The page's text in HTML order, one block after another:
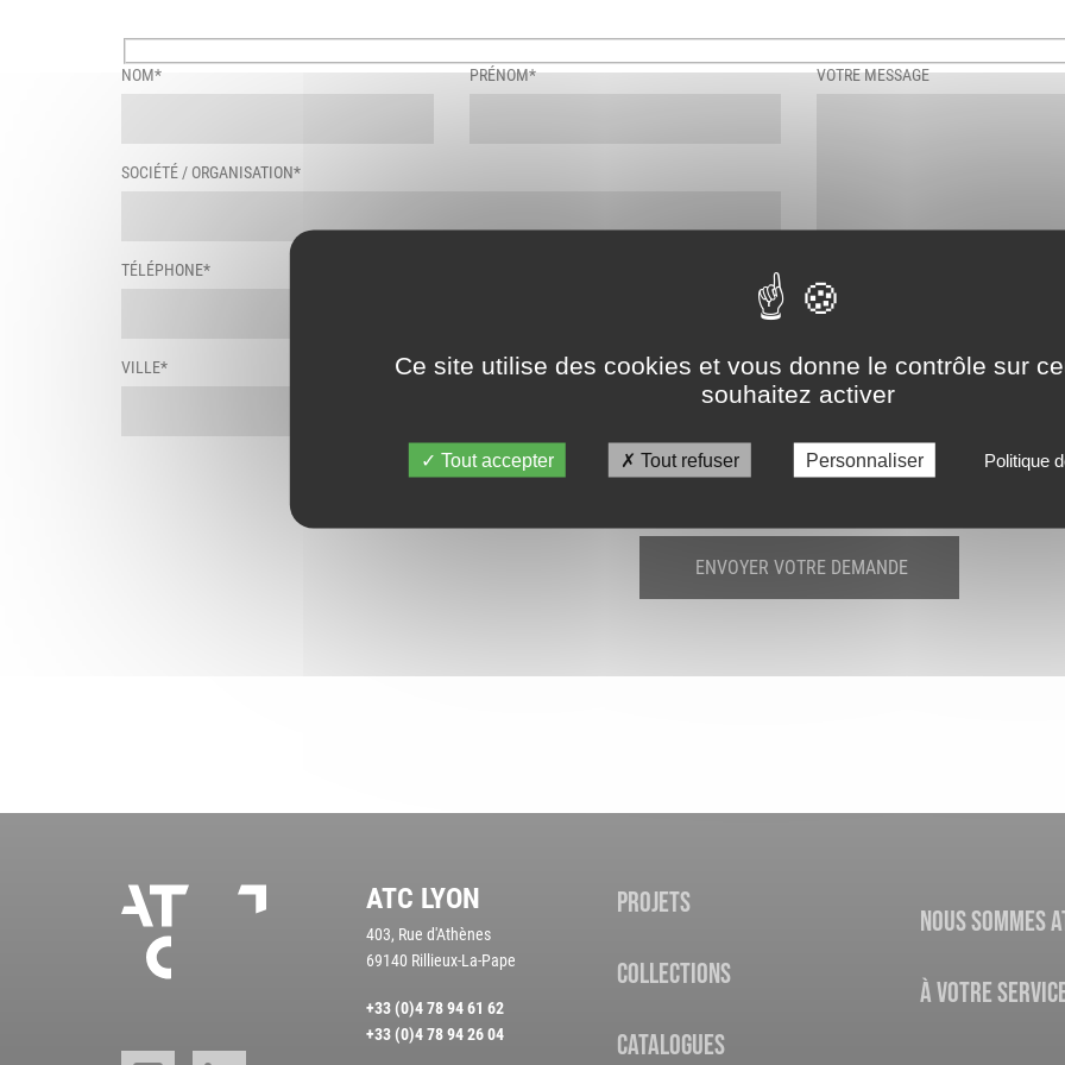
Ce site utilise des cookies et vous donne le contrôle sur
souhaitez activer
Tout accepter Tout refuser Personnaliser Politique
Formulaire
de
NOM* PRÉNOM*
SOCIÉTÉ / ORGANISATION*
TÉLÉPHONE*
VILLE* CODE POSTAL*
VOTRE MESSAGE
J’ai lu et j’accepte la
ENVOYER VOTRE DEMANDE
Nos
agences
ATC LYON
403, Rue d'Athènes
69140 Rillieux-La-Pape
+33 (0)4 78 94 61 62
+33 (0)4 78 94 26 04
PROJETS
COLLECTIONS
CATALOGUES
NOUS SOMMES
À VOTRE